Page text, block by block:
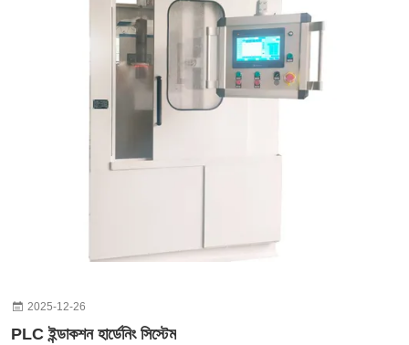
2025-12-26
PLC ইন্ডাকশন হার্ডেনিং সিস্টেম